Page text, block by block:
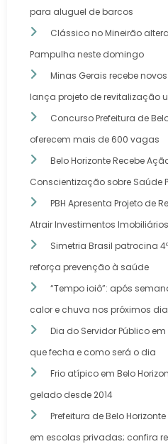
para aluguel de barcos
Clássico no Mineirão
Pampulha neste domingo
Minas Gerais recebe
lança projeto de revitalização
Concurso Prefeitura de
oferecem mais de 600 vagas
Belo Horizonte Recebe
Conscientização sobre Saúde
PBH Apresenta Projeto de
Atrair Investimentos Imobiliários
Simetria Brasil patrocina
reforça prevenção à saúde
“Tempo ioiô”: após
calor e chuva nos próximos
Dia do Servidor Público
que fecha e como será o dia
Frio atípico em Belo
gelado desde 2014
Prefeitura de Belo
em escolas privadas; confira